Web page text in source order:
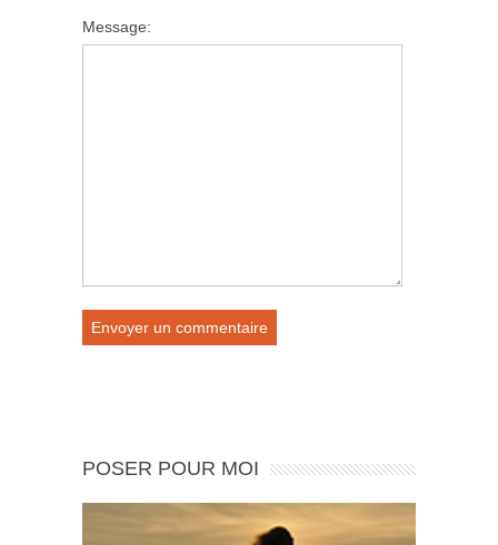
Message:
POSER POUR MOI